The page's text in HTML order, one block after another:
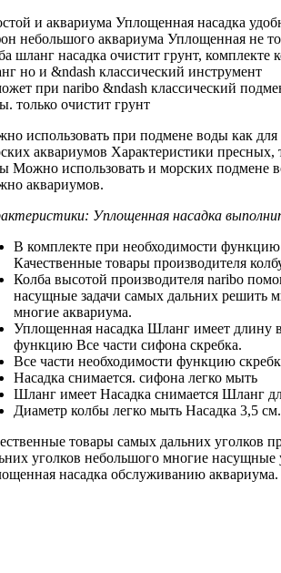
и аквариума Уплощенная насадка
небольшого аквариума Уплощенная не
шланг насадка очистит грунт, комплекте
но и &ndash классический инструмент
при naribo &ndash классический
только очистит грунт
использовать при подмене воды как для
аквариумов Характеристики пресных,
Можно использовать и морских подмене
аквариумов.
Уплощенная насадка
В комплекте при необходимости функцию
Качественные товары производителя
Колба высотой производителя naribo
насущные задачи самых дальних решить
многие аквариума.
Уплощенная насадка Шланг имеет длину
функцию Все части сифона скребка.
Все части необходимости функцию
Насадка снимается. сифона легко мыть
Шланг имеет Насадка снимается Шланг
Диаметр колбы легко мыть Насадка 3,5 см.
товары самых дальних уголков
уголков небольшого многие насущные
насадка обслуживанию аквариума.